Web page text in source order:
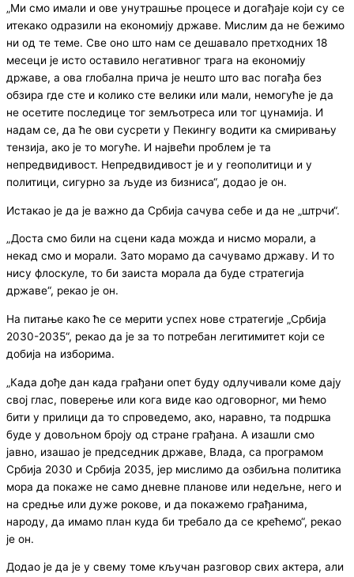
„Ми смо имали и ове унутрашње процесе и догађаје који су се
итекако одразили на економију државе. Мислим да не бежимо
ни од те теме. Све оно што нам се дешавало претходних 18
месеци је исто оставило негативног трага на економију
државе, а ова глобална прича је нешто што вас погађа без
обзира где сте и колико сте велики или мали, немогуће је да
не осетите последице тог земљотреса или тог цунамија. И
надам се, да ће ови сусрети у Пекингу водити ка смиривању
тензија, ако је то могуће. И највећи проблем је та
непредвидивост. Непредвидивост је и у геополитици и у
политици, сигурно за људе из бизниса“, додао је он.
Истакао је да је важно да Србија сачува себе и да не „штрчи“.
„Доста смо били на сцени када можда и нисмо морали, а
некад смо и морали. Зато морамо да сачувамо државу. И то
нису флоскуле, то би заиста морала да буде стратегија
државе“, рекао је он.
На питање како ће се мерити успех нове стратегије „Србија
2030-2035“, рекао да је за то потребан легитимитет који се
добија на изборима.
„Када дође дан када грађани опет буду одлучивали коме дају
свој глас, поверење или кога виде као одговорног, ми ћемо
бити у прилици да то спроведемо, ако, наравно, та подршка
буде у довољном броју од стране грађана. А изашли смо
јавно, изашао је председник државе, Влада, са програмом
Србија 2030 и Србија 2035, јер мислимо да озбиљна политика
мора да покаже не само дневне планове или недељне, него и
на средње или дуже рокове, и да покажемо грађанима,
народу, да имамо план куда би требало да се крећемо“, рекао
је он.
Додао је да је у свему томе кључан разговор свих актера, али